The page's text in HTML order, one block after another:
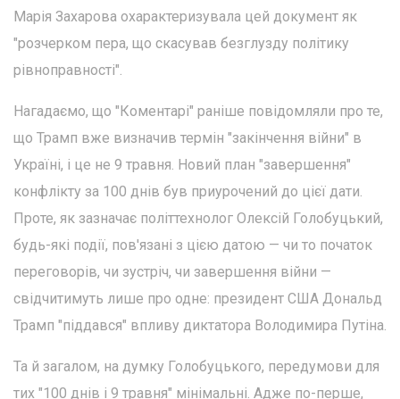
Марія Захарова охарактеризувала цей документ як
"розчерком пера, що скасував безглузду політику
рівноправності".
Нагадаємо, що "Коментарі" раніше повідомляли про те,
що Трамп вже визначив термін "закінчення війни" в
Україні, і це не 9 травня. Новий план "завершення"
конфлікту за 100 днів був приурочений до цієї дати.
Проте, як зазначає політтехнолог Олексій Голобуцький,
будь-які події, пов'язані з цією датою — чи то початок
переговорів, чи зустріч, чи завершення війни —
свідчитимуть лише про одне: президент США Дональд
Трамп "піддався" впливу диктатора Володимира Путіна.
Та й загалом, на думку Голобуцького, передумови для
тих "100 днів і 9 травня" мінімальні. Адже по-перше,